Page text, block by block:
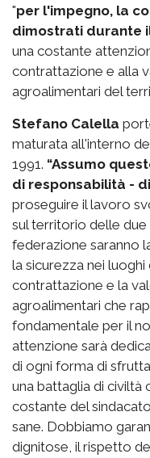
"per l'impegno, la
dimostrati durante
una costante
contrattazione e alla
agroalimentari del
Stefano Calella
maturata all'interno
1991. “Assumo
di responsabilità -
proseguire il lavoro
sul territorio delle
federazione saranno
la sicurezza nei
contrattazione e la
agroalimentari che
fondamentale per il
attenzione sarà
di ogni forma di
una battaglia di civiltà
costante del
sane. Dobbiamo
dignitose, il rispetto